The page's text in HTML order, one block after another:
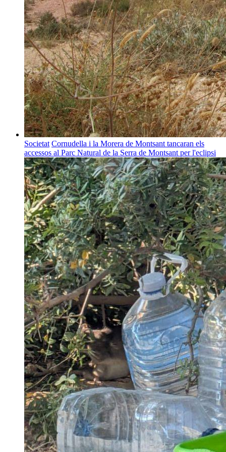
Societat Cornudella i la Morera de Montsant tancaran els
accessos al Parc Natural de la Serra de Montsant per l'eclipsi